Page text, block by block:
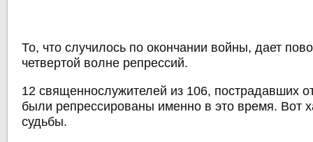
То, что случилось по окончании войны, дает
четвертой волне репрессий.
12 священнослужителей из 106, пострадавших
были репрессированы именно в это время. Вот
судьбы.